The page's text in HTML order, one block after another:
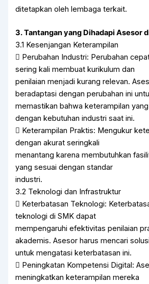
ditetapkan oleh lembaga terkait.
3. Tantangan yang Dihadapi Asesor
3.1 Kesenjangan Keterampilan
 Perubahan Industri: Perubahan
sering kali membuat kurikulum dan
penilaian menjadi kurang relevan.
beradaptasi dengan perubahan ini
memastikan bahwa keterampilan
dengan kebutuhan industri saat ini.
 Keterampilan Praktis: Mengukur
dengan akurat seringkali
menantang karena membutuhkan
yang sesuai dengan standar
industri.
3.2 Teknologi dan Infrastruktur
 Keterbatasan Teknologi:
teknologi di SMK dapat
mempengaruhi efektivitas penilaian
akademis. Asesor harus mencari solusi
untuk mengatasi keterbatasan ini.
 Peningkatan Kompetensi Digital:
meningkatkan keterampilan mereka